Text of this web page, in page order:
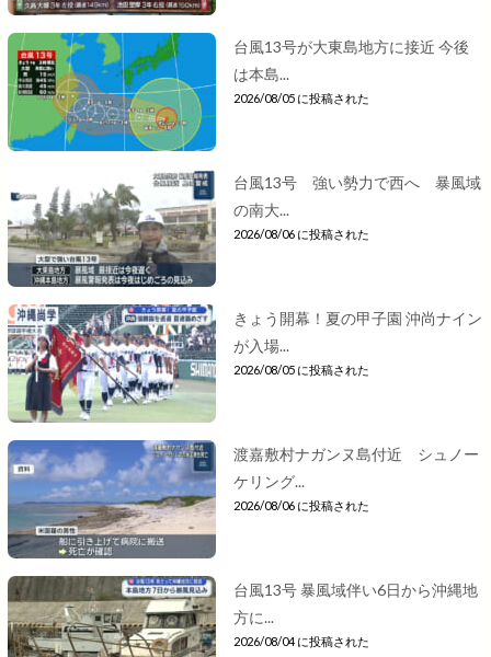
台風13号が大東島地方に接近 今後
は本島...
2026/08/05 に投稿された
台風13号 強い勢力で西へ 暴風域
の南大...
2026/08/06 に投稿された
きょう開幕！夏の甲子園 沖尚ナイン
が入場...
2026/08/05 に投稿された
渡嘉敷村ナガンヌ島付近 シュノー
ケリング...
2026/08/06 に投稿された
台風13号 暴風域伴い6日から沖縄地
方に...
2026/08/04 に投稿された